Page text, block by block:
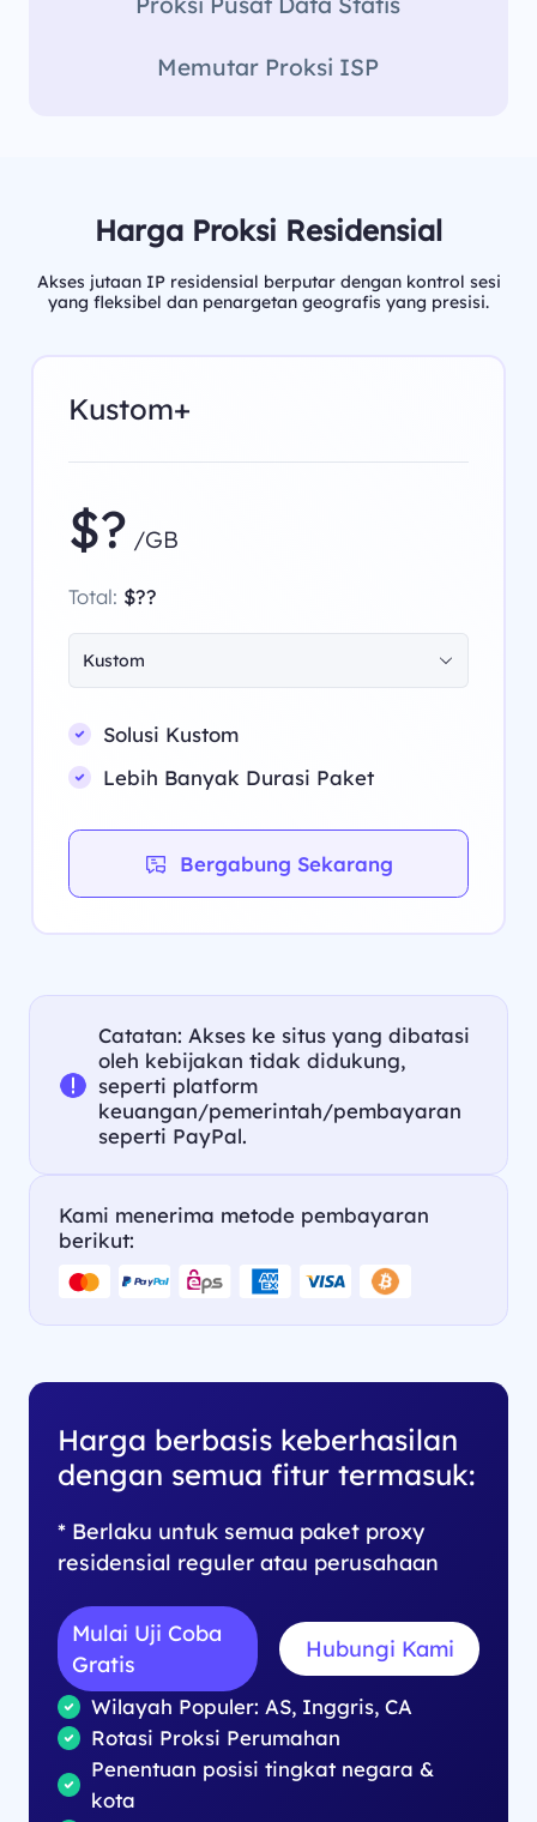
Memutar Proksi ISP
Harga Proksi Residensial
Akses jutaan IP residensial berputar dengan kontrol sesi
yang fleksibel dan penargetan geografis yang presisi.
Kustom+
$? /GB
Total: $??
Kustom
Solusi Kustom
Lebih Banyak Durasi Paket
Bergabung Sekarang
Catatan: Akses ke situs yang dibatasi
oleh kebijakan tidak didukung,
seperti platform
keuangan/pemerintah/pembayaran
seperti PayPal.
Kami menerima metode pembayaran
berikut:
Harga berbasis keberhasilan
dengan semua fitur termasuk:
* Berlaku untuk semua paket proxy
residensial reguler atau perusahaan
Mulai Uji Coba
Gratis
Hubungi Kami
Wilayah Populer: AS, Inggris, CA
Rotasi Proksi Perumahan
Penentuan posisi tingkat negara &
kota